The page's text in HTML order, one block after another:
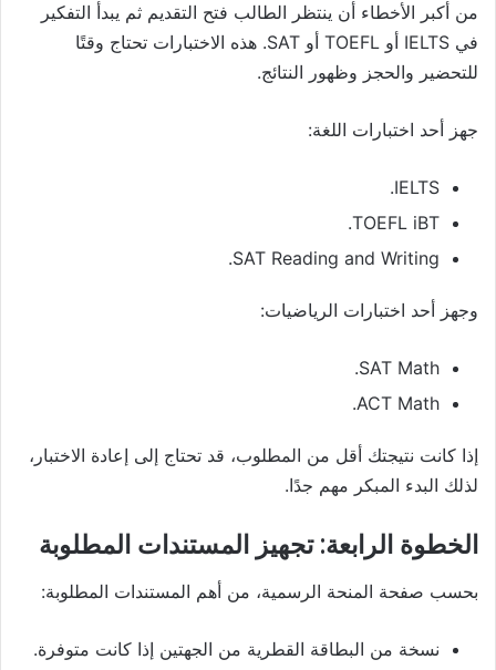
من أكبر الأخطاء أن ينتظر الطالب فتح التقديم ثم يبدأ التفكير
في IELTS أو TOEFL أو SAT. هذه الاختبارات تحتاج وقتًا
للتحضير والحجز وظهور النتائج.
جهز أحد اختبارات اللغة:
IELTS.
TOEFL iBT.
SAT Reading and Writing.
وجهز أحد اختبارات الرياضيات:
SAT Math.
ACT Math.
إذا كانت نتيجتك أقل من المطلوب، قد تحتاج إلى إعادة الاختبار،
لذلك البدء المبكر مهم جدًا.
الخطوة الرابعة: تجهيز المستندات المطلوبة
بحسب صفحة المنحة الرسمية، من أهم المستندات المطلوبة:
نسخة من البطاقة القطرية من الجهتين إذا كانت متوفرة.